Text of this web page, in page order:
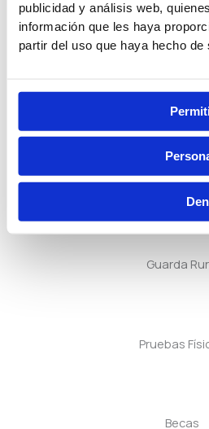
publicidad y análisis web,
información que les haya
partir del uso que haya hecho
Tramitación
Gestión
Seguridad
Guarda
Pruebas
Becas